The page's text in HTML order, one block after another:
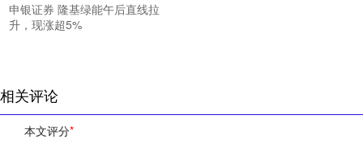
申银证券 隆基绿能午后直线拉
升，现涨超5%
相关评论
本文评分*